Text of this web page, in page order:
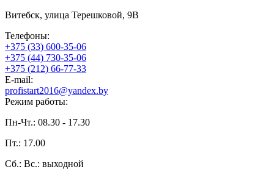
Витебск, улица Терешковой, 9В
Телефоны:
+375 (33) 600-35-06
+375 (44) 730-35-06
+375 (212) 66-77-33
E-mail:
profistart2016@yandex.by
Режим работы:
Пн-Чт.: 08.30 - 17.30
Пт.: 17.00
Сб.: Вс.: выходной